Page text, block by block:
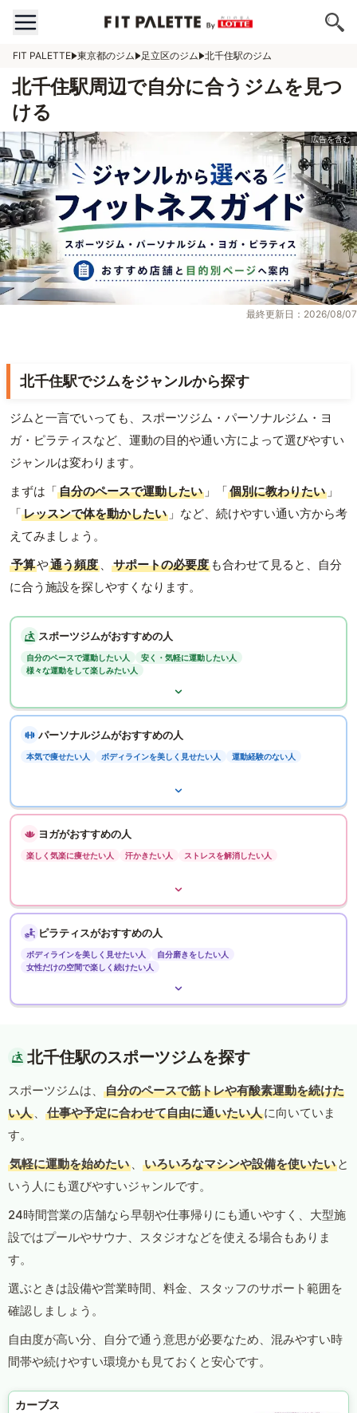
FIT PALETTE 東京都のジム 足立区のジム 北千住駅のジム
北千住駅周辺で自分に合うジムを見つ
ける
最終更新日：2026/08/07
北千住駅でジムをジャンルから探す
ジムと一言でいっても、スポーツジム・パーソナルジム・ヨ
ガ・ピラティスなど、運動の目的や通い方によって選びやすい
ジャンルは変わります。
まずは「自分のペースで運動したい 」「個別に教わりたい 」
「レッスンで体を動かしたい 」など、続けやすい通い方から考
えてみましょう。
予算や通う頻度 、 サポートの必要度 も合わせて見ると、自分
に合う施設を探しやすくなります。
スポーツジムがおすすめの人
自分のペースで運動したい人
安く・気軽に運動したい人
様々な運動をして楽しみたい人
パーソナルジムがおすすめの人
本気で痩せたい人 ボディラインを美しく見せたい人 運動経験のない人
ヨガがおすすめの人
楽しく気楽に痩せたい人 汗かきたい人 ストレスを解消したい人
ピラティスがおすすめの人
ボディラインを美しく見せたい人
自分磨きをしたい人
女性だけの空間で楽しく続けたい人
北千住駅のスポーツジムを探す
スポーツジムは、
自分のペースで筋トレや有酸素運動を続けた
い人 、 仕事や予定に合わせて自由に通いたい人に向いていま
す。
気軽に運動を始めたい 、 いろいろなマシンや設備を使いたい と
いう人にも選びやすいジャンルです。
24時間営業の店舗なら早朝や仕事帰りにも通いやすく、大型施
設ではプールやサウナ、スタジオなどを使える場合もありま
す。
選ぶときは設備や営業時間、料金、スタッフのサポート範囲を
確認しましょう。
自由度が高い分、自分で通う意思が必要なため、混みやすい時
間帯や続けやすい環境かも見ておくと安心です。
カーブス